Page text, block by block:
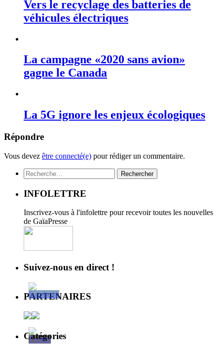
Vers le recyclage des batteries de
véhicules électriques
La campagne «2020 sans avion»
gagne le Canada
La 5G ignore les enjeux écologiques
Répondre
Vous devez être connecté(e) pour rédiger un commentaire.
Rechercher :
INFOLETTRE
Inscrivez-vous à l'infolettre pour recevoir toutes les nouvelles
de GaïaPresse
Suivez-nous en direct !
PARTENAIRES
Catégories